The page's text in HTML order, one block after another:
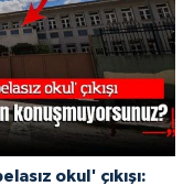
okul' çıkışı: